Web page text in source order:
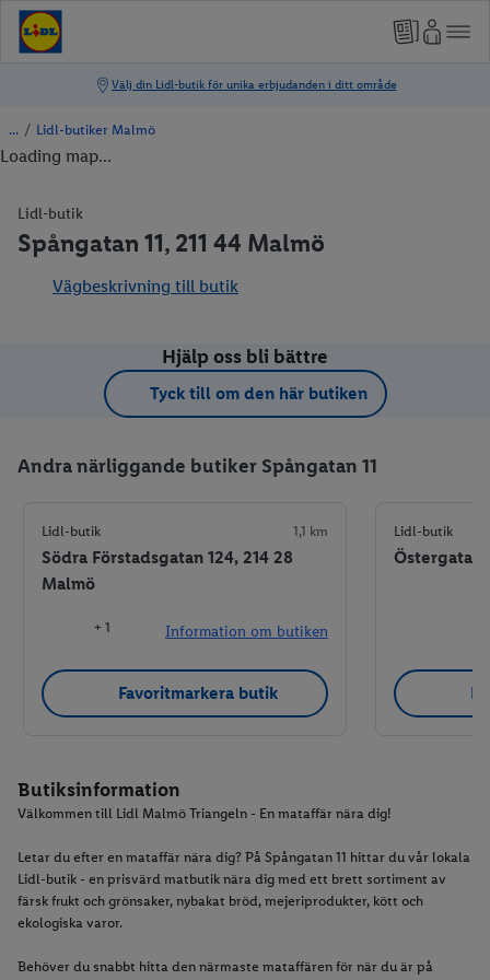
/ Lidl-butiker Malmö
Loading map...
Lidl-butik
Spångatan 11, 211 44 Malmö
Vägbeskrivning till butik
Hjälp oss bli bättre
Tyck till om den här butiken
Andra närliggande butiker Spångatan 11
Lidl-butik 1,1 km
Södra Förstadsgatan 124, 214 28
Malmö
+ 1 Information om butiken
Favoritmarkera butik
Lidl-butik
Östergatan
Butiksinformation
Välkommen till Lidl Malmö Triangeln - En mataffär nära dig!
Letar du efter en mataffär nära dig? På Spångatan 11 hittar du vår lokala
Lidl-butik - en prisvärd matbutik nära dig med ett brett sortiment av
färsk frukt och grönsaker, nybakat bröd, mejeriprodukter, kött och
ekologiska varor.
Behöver du snabbt hitta den närmaste mataffären för när du är på